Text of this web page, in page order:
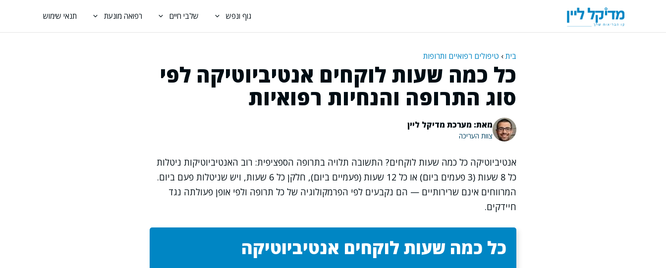
גוף ונפש שלבי חיים רפואה מונעת תנאי שימוש
בית› טיפולים רפואיים ותרופות
כל כמה שעות לוקחים אנטיביוטיקה לפי
סוג התרופה והנחיות רפואיות
מאת: מערכת מדיקל ליין
צוות העריכה
אנטיביוטיקה כל כמה שעות לוקחים? התשובה תלויה בתרופה הספציפית: רוב האנטיביוטיקות ניטלות
כל 8 שעות (3 פעמים ביום) או כל 12 שעות (פעמיים ביום), חלקן כל 6 שעות, ויש שניטלות פעם ביום.
המרווחים אינם שרירותיים — הם נקבעים לפי הפרמקולוגיה של כל תרופה ולפי אופן פעולתה נגד
חיידקים.
כל כמה שעות לוקחים אנטיביוטיקה